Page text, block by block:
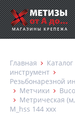
Главная Каталог
инструмент
Резьбонарезной
Метчики
Метрическая
M_hss 144 ххх